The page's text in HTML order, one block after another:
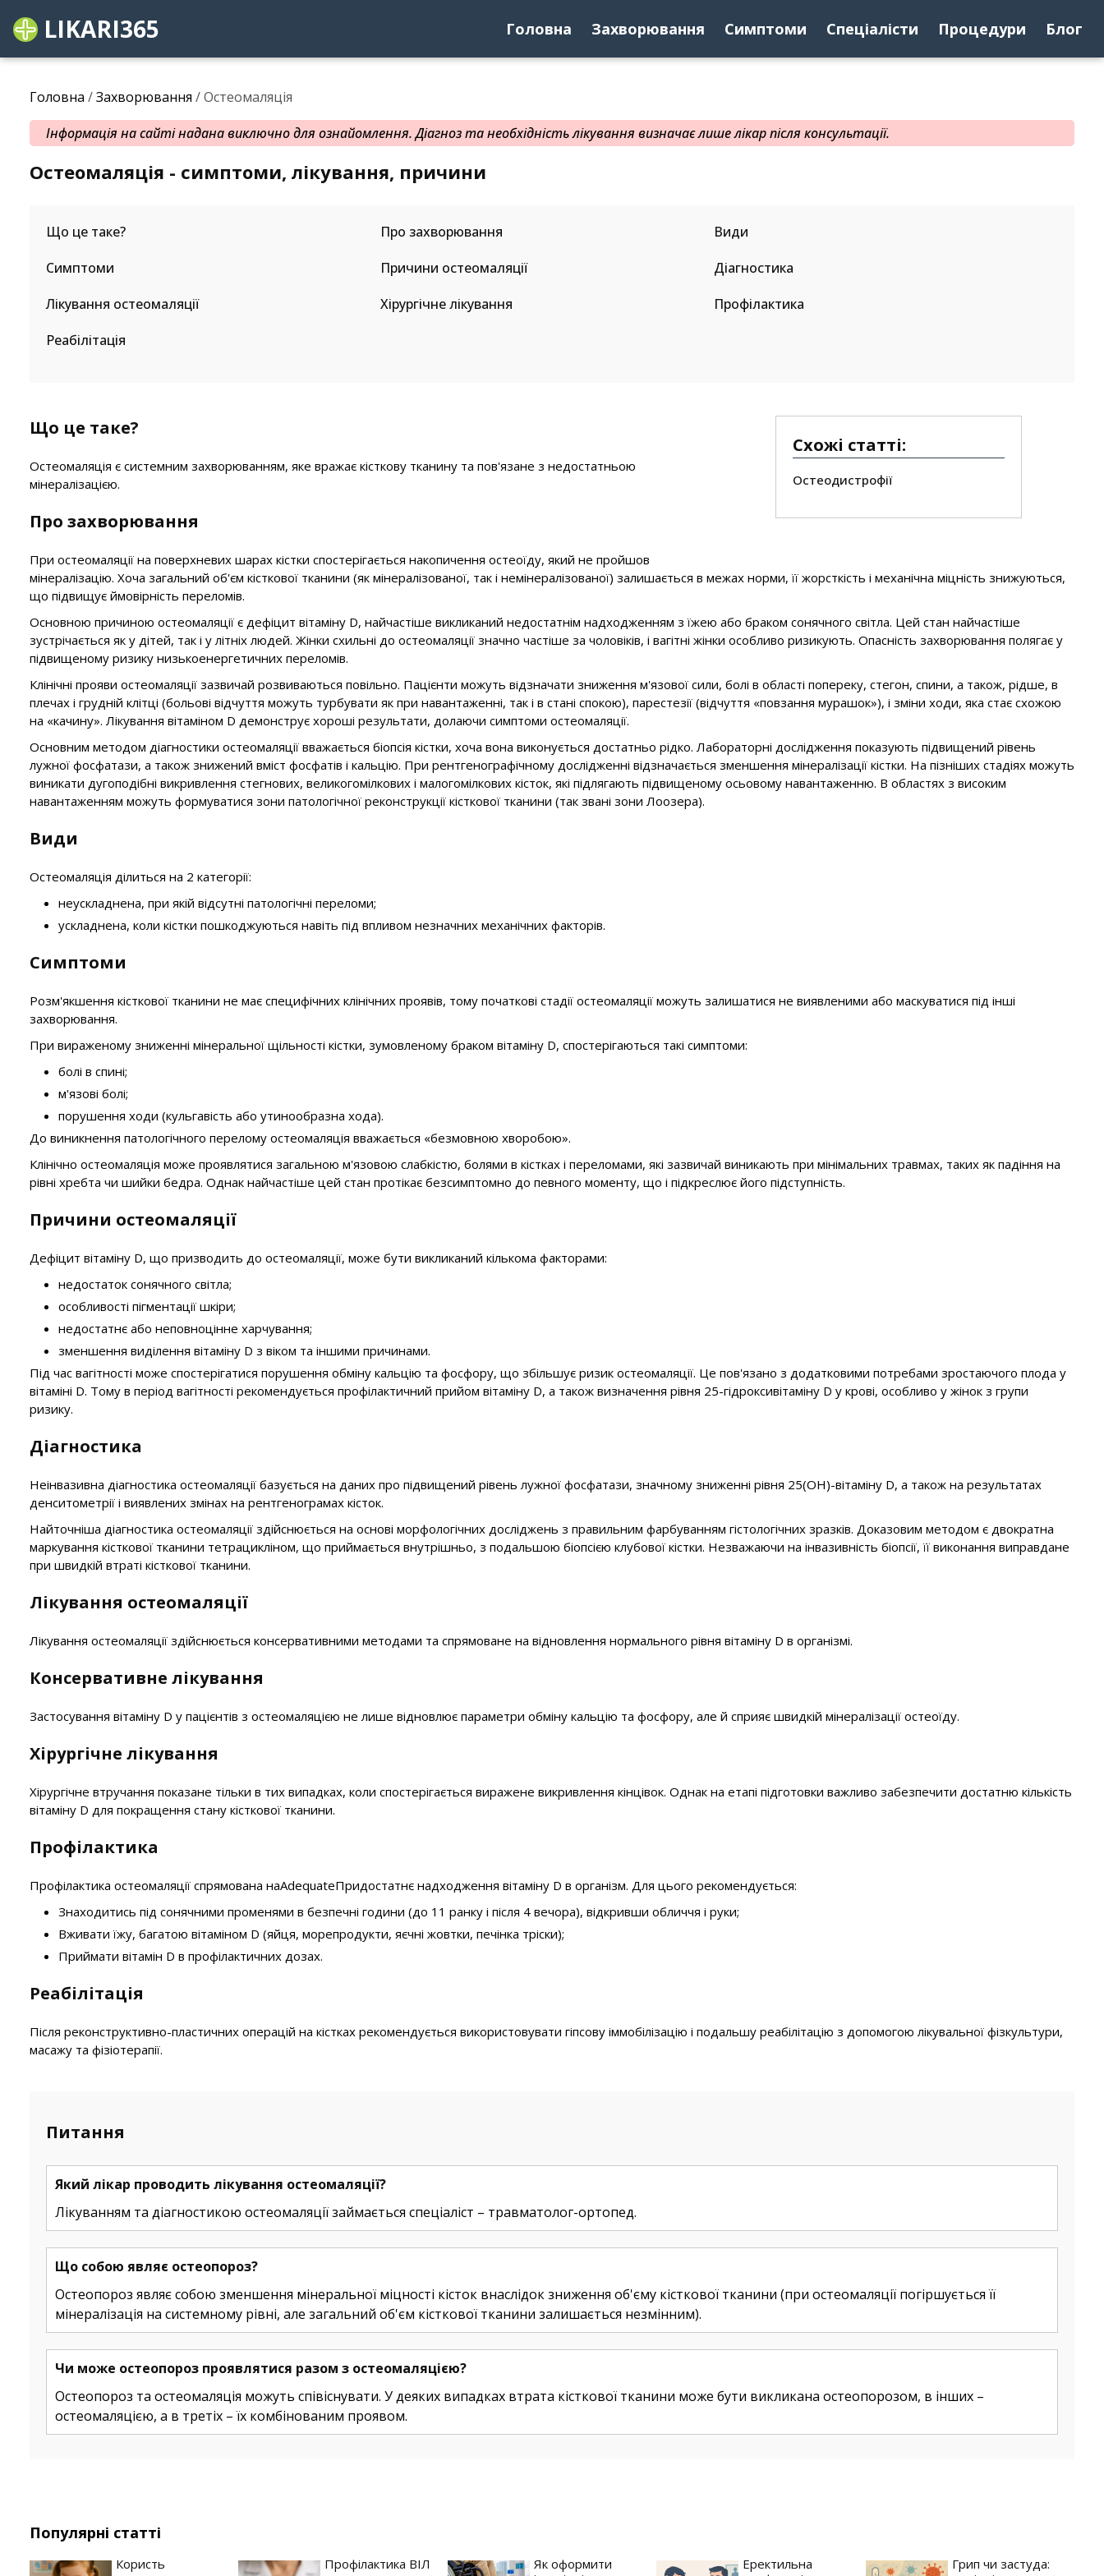
LIKARI365 Головна Захворювання Симптоми Спеціалісти Процедури Блог
Головна /Захворювання / Остеомаляція
Інформація на сайті надана виключно для ознайомлення. Діагноз та необхідність лікування визначає лише лікар після консультації.
Остеомаляція - симптоми, лікування, причини
Що це таке? Про захворювання
Види
Симптоми
Причини остеомаляції
Діагностика
Лікування остеомаляції
Хірургічне лікування
Профілактика
Реабілітація
Схожі статті:
Остеодистрофії
Що це таке?
Остеомаляція є системним захворюванням, яке вражає кісткову тканину та пов'язане з недостатньою
мінералізацією.
Про захворювання
При остеомаляції на поверхневих шарах кістки спостерігається накопичення остеоїду, який не пройшов
мінералізацію. Хоча загальний об'єм кісткової тканини (як мінералізованої, так і немінералізованої) залишається в межах норми, її жорсткість і механічна міцність знижуються,
що підвищує ймовірність переломів.
Основною причиною остеомаляції є дефіцит вітаміну D, найчастіше викликаний недостатнім надходженням з їжею або браком сонячного світла. Цей стан найчастіше
зустрічається як у дітей, так і у літніх людей. Жінки схильні до остеомаляції значно частіше за чоловіків, і вагітні жінки особливо ризикують. Опасність захворювання полягає у
підвищеному ризику низькоенергетичних переломів.
Клінічні прояви остеомаляції зазвичай розвиваються повільно. Пацієнти можуть відзначати зниження м'язової сили, болі в області попереку, стегон, спини, а також, рідше, в
плечах і грудній клітці (больові відчуття можуть турбувати як при навантаженні, так і в стані спокою), парестезії (відчуття «повзання мурашок»), і зміни ходи, яка стає схожою
на «качину». Лікування вітаміном D демонструє хороші результати, долаючи симптоми остеомаляції.
Основним методом діагностики остеомаляції вважається біопсія кістки, хоча вона виконується достатньо рідко. Лабораторні дослідження показують підвищений рівень
лужної фосфатази, а також знижений вміст фосфатів і кальцію. При рентгенографічному дослідженні відзначається зменшення мінералізації кістки. На пізніших стадіях можуть
виникати дугоподібні викривлення стегнових, великогомілкових і малогомілкових кісток, які підлягають підвищеному осьовому навантаженню. В областях з високим
навантаженням можуть формуватися зони патологічної реконструкції кісткової тканини (так звані зони Лоозера).
Види
Остеомаляція ділиться на 2 категорії:
неускладнена, при якій відсутні патологічні переломи;
ускладнена, коли кістки пошкоджуються навіть під впливом незначних механічних факторів.
Симптоми
Розм'якшення кісткової тканини не має специфічних клінічних проявів, тому початкові стадії остеомаляції можуть залишатися не виявленими або маскуватися під інші
захворювання.
При вираженому зниженні мінеральної щільності кістки, зумовленому браком вітаміну D, спостерігаються такі симптоми:
болі в спині;
м'язові болі;
порушення ходи (кульгавість або утинообразна хода).
До виникнення патологічного перелому остеомаляція вважається «безмовною хворобою».
Клінічно остеомаляція може проявлятися загальною м'язовою слабкістю, болями в кістках і переломами, які зазвичай виникають при мінімальних травмах, таких як падіння на
рівні хребта чи шийки бедра. Однак найчастіше цей стан протікає безсимптомно до певного моменту, що і підкреслює його підступність.
Причини остеомаляції
Дефіцит вітаміну D, що призводить до остеомаляції, може бути викликаний кількома факторами:
недостаток сонячного світла;
особливості пігментації шкіри;
недостатнє або неповноцінне харчування;
зменшення виділення вітаміну D з віком та іншими причинами.
Під час вагітності може спостерігатися порушення обміну кальцію та фосфору, що збільшує ризик остеомаляції. Це пов'язано з додатковими потребами зростаючого плода у
вітаміні D. Тому в період вагітності рекомендується профілактичний прийом вітаміну D, а також визначення рівня 25-гідроксивітаміну D у крові, особливо у жінок з групи
ризику.
Діагностика
Неінвазивна діагностика остеомаляції базується на даних про підвищений рівень лужної фосфатази, значному зниженні рівня 25(ОН)-вітаміну D, а також на результатах
денситометрії і виявлених змінах на рентгенограмах кісток.
Найточніша діагностика остеомаляції здійснюється на основі морфологічних досліджень з правильним фарбуванням гістологічних зразків. Доказовим методом є двократна
маркування кісткової тканини тетрацикліном, що приймається внутрішньо, з подальшою біопсією клубової кістки. Незважаючи на інвазивність біопсії, її виконання виправдане
при швидкій втраті кісткової тканини.
Лікування остеомаляції
Лікування остеомаляції здійснюється консервативними методами та спрямоване на відновлення нормального рівня вітаміну D в організмі.
Консервативне лікування
Застосування вітаміну D у пацієнтів з остеомаляцією не лише відновлює параметри обміну кальцію та фосфору, але й сприяє швидкій мінералізації остеоїду.
Хірургічне лікування
Хірургічне втручання показане тільки в тих випадках, коли спостерігається виражене викривлення кінцівок. Однак на етапі підготовки важливо забезпечити достатню кількість
вітаміну D для покращення стану кісткової тканини.
Профілактика
Профілактика остеомаляції спрямована наAdequateПридостатнє надходження вітаміну D в організм. Для цього рекомендується:
Знаходитись під сонячними променями в безпечні години (до 11 ранку і після 4 вечора), відкривши обличчя і руки;
Вживати їжу, багатою вітаміном D (яйця, морепродукти, яєчні жовтки, печінка тріски);
Приймати вітамін D в профілактичних дозах.
Реабілітація
Після реконструктивно-пластичних операцій на кістках рекомендується використовувати гіпсову іммобілізацію і подальшу реабілітацію з допомогою лікувальної фізкультури,
масажу та фізіотерапії.
Питання
Який лікар проводить лікування остеомаляції?
Лікуванням та діагностикою остеомаляції займається спеціаліст – травматолог-ортопед.
Що собою являє остеопороз?
Остеопороз являє собою зменшення мінеральної міцності кісток внаслідок зниження об'єму кісткової тканини (при остеомаляції погіршується її
мінералізація на системному рівні, але загальний об'єм кісткової тканини залишається незмінним).
Чи може остеопороз проявлятися разом з остеомаляцією?
Остеопороз та остеомаляція можуть співіснувати. У деяких випадках втрата кісткової тканини може бути викликана остеопорозом, в інших –
остеомаляцією, а в третіх – їх комбінованим проявом.
Популярні статті
Користь
Профілактика ВІЛ
Як оформити
Еректильна
Грип чи застуда: